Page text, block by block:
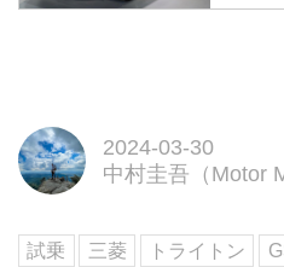
2024-03-30
中村圭吾（Motor
試乗 三菱 トライトン